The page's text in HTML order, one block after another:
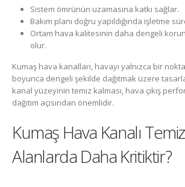
Sistem ömrünün uzamasına katkı sağlar.
Bakım planı doğru yapıldığında işletme
Ortam hava kalitesinin daha dengeli
olur.
Kumaş hava kanalları, havayı yalnızca bir
boyunca dengeli şekilde dağıtmak üzere
kanal yüzeyinin temiz kalması, hava çıkış
dağıtım açısından önemlidir.
Kumaş Hava Kanalı
Alanlarda Daha Kritiktir?